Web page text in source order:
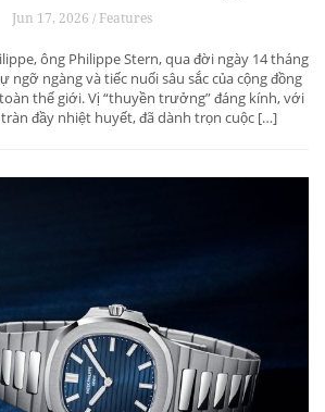
Jun 17, 2026 / Features
ông Philippe Stern, qua đời ngày 14 tháng
ngỡ ngàng và tiếc nuối sâu sắc của cộng đồng
thế giới. Vị “thuyền trưởng” đáng kính, với
đầy nhiệt huyết, đã dành trọn cuộc […]